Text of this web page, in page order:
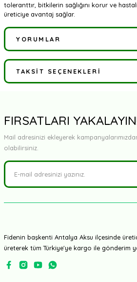
toleranttır, bitkilerin sağlığını korur ve
üreticiye avantaj sağlar.
YORUMLAR
Bu ürüne ilk yorumu siz
TAKSIT SEÇENEKLERI
FIRSATLARI
Mail adresinizi ekleyerek
olabilirsiniz.
Fidenin başkenti Antalya Aksu ilçesinde
üreterek tüm Türkiye'ye kargo ile gönderim